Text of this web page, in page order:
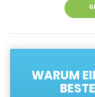
WARUM